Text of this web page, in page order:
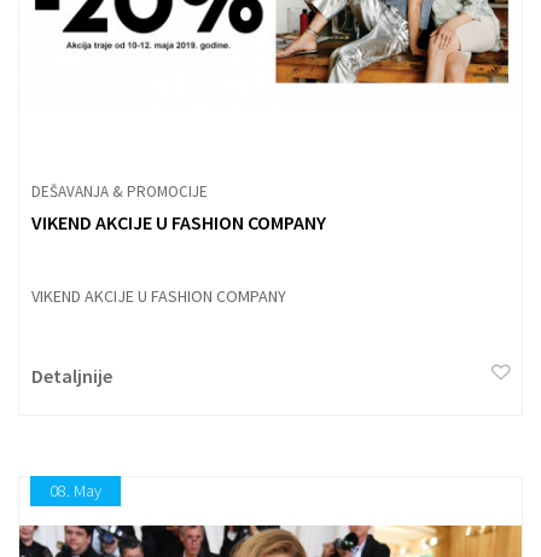
DEŠAVANJA & PROMOCIJE
VIKEND AKCIJE U FASHION COMPANY
VIKEND AKCIJE U FASHION COMPANY
Detaljnije
08. May